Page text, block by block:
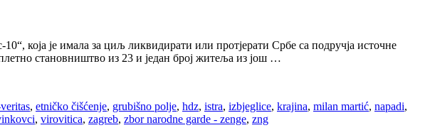
која је имала за циљ ликвидирати или протјерати Србе са подручја источне
становништво из 23 и један број житеља из још …
, etničko čišćenje, grubišno polje, hdz, istra, izbjeglice, krajina, milan martić, napadi,
, virovitica, zagreb, zbor narodne garde - zenge, zng